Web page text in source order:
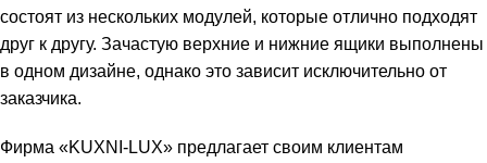
состоят из нескольких модулей, которые отлично подходят
друг к другу. Зачастую верхние и нижние ящики выполнены
в одном дизайне, однако это зависит исключительно от
заказчика.
Фирма «KUXNI-LUX» предлагает своим клиентам